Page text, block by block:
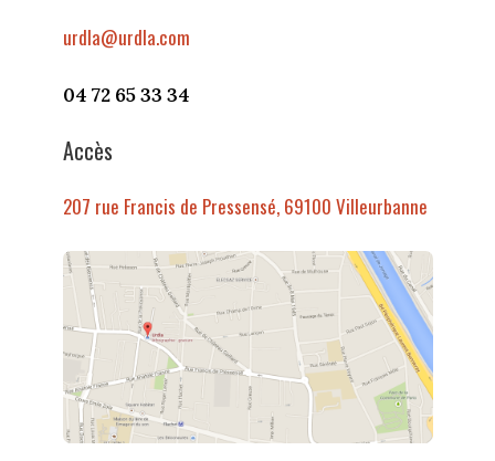
urdla@urdla.com
04 72 65 33 34
Accès
207 rue Francis de Pressensé, 69100 Villeurbanne